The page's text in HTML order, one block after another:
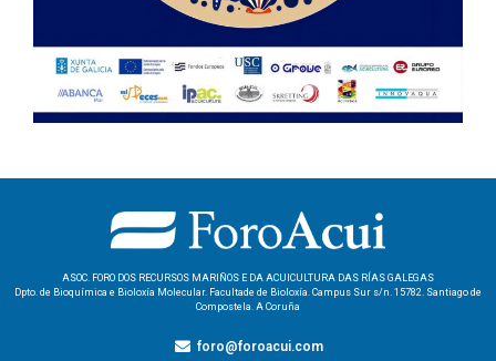
ASOC. FORO DOS RECURSOS MARIÑOS E DA ACUICULTURA DAS RÍAS GALEGAS
Dpto. de Bioquímica e Bioloxía Molecular. Facultade de Bioloxía. Campus Sur s/n. 15782. Santiago de
Compostela. A Coruña
foro@foroacui.com